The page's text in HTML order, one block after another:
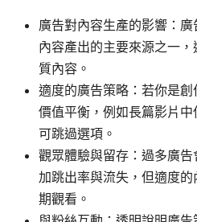
廣告對內容生產的影響：
內容產出的主要來源之一
質內容。
適度的廣告策略：若你是
價值平衡，例如長篇影片
可跳過選項。
觀眾體驗與留存：過多廣
加跳出率與流失，但適度
期觀看。